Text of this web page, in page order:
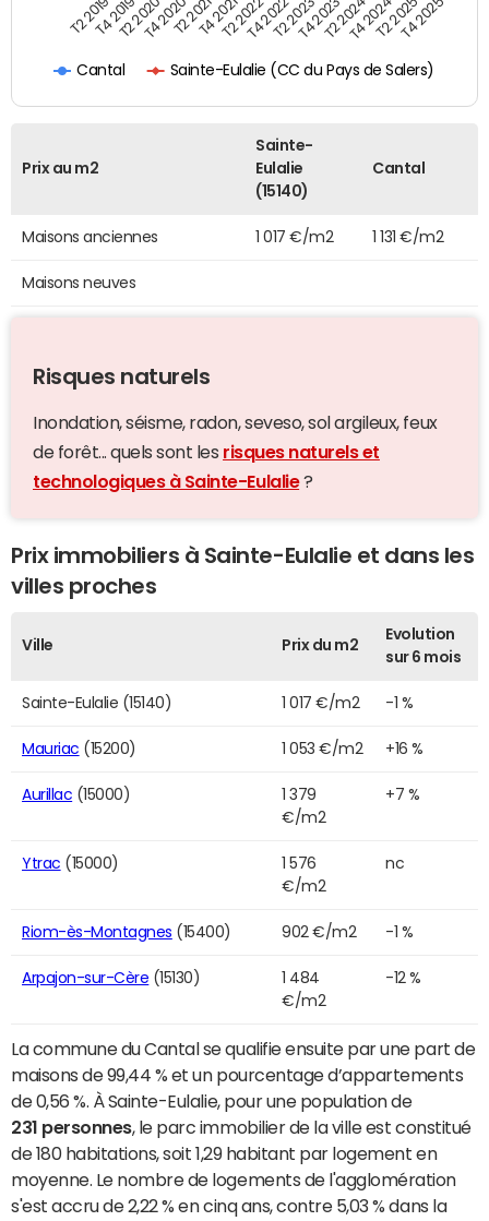
Cantal Sainte-Eulalie (CC du Pays de Salers)
T2 2019T4 2019T2 2020T4 2020T2 2021T4 2021T2 2022T4 2022T2 2023T4 2023T2 2024T4 2024T2 2025T4 2025
Prix au m2
Sainte-
Eulalie
(15140)
Cantal
Maisons anciennes 1 017 €/m2 1 131 €/m2
Maisons neuves
Risques naturels
Inondation, séisme, radon, seveso, sol argileux, feux
de forêt... quels sont les risques naturels et
technologiques à Sainte-Eulalie?
Prix immobiliers à Sainte-Eulalie et dans les
villes proches
Ville Prix du m2
Evolution
sur 6 mois
Sainte-Eulalie (15140) 1 017 €/m2 -1 %
Mauriac (15200) 1 053 €/m2 +16 %
Aurillac (15000)
1 379
€/m2
+7 %
Ytrac (15000)
1 576
€/m2
nc
Riom-ès-Montagnes (15400) 902 €/m2 -1 %
Arpajon-sur-Cère (15130)
1 484
€/m2
-12 %
La commune du Cantal se qualifie ensuite par une part de
maisons de 99,44 % et un pourcentage d’appartements
de 0,56 %. À Sainte-Eulalie, pour une population de
231 personnes, le parc immobilier de la ville est constitué
de 180 habitations, soit 1,29 habitant par logement en
moyenne. Le nombre de logements de l'agglomération
s'est accru de 2,22 % en cinq ans, contre 5,03 % dans la